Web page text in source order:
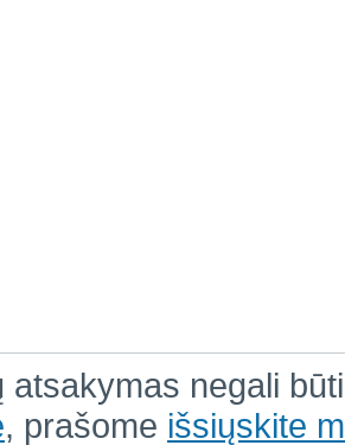
atsakymas negali
, prašome išsiųskite